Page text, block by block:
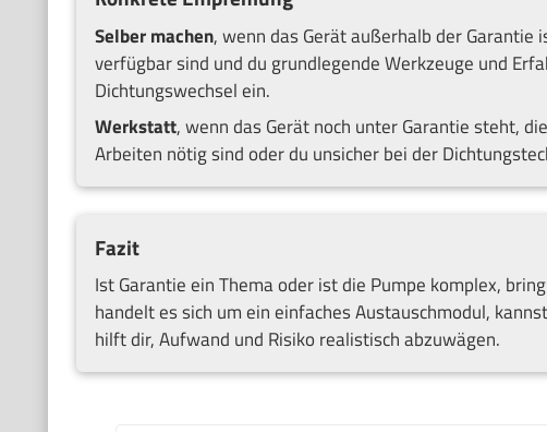
Selber machen, wenn das Gerät außerhalb der
verfügbar sind und du grundlegende Werkzeuge und
Dichtungswechsel ein.
Werkstatt, wenn das Gerät noch unter Garantie steht,
Arbeiten nötig sind oder du unsicher bei der
Fazit
Ist Garantie ein Thema oder ist die Pumpe komplex,
handelt es sich um ein einfaches Austauschmodul,
hilft dir, Aufwand und Risiko realistisch abzuwägen.